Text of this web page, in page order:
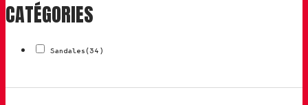
CATÉGORIES
Sandales (34)